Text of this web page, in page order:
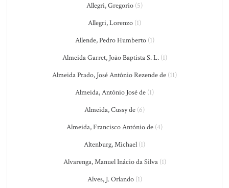
Allegri, Gregorio (5)
Allegri, Lorenzo (1)
Allende, Pedro Humberto(1)
Almeida Garret, João Baptista S. L.(1)
Almeida Prado, José Antônio Rezende de (11)
Almeida, Antônio José de (1)
Almeida, Cussy de (6)
Almeida, Francisco António de (4)
Altenburg, Michael (1)
Alvarenga, Manuel Inácio da Silva(1)
Alves, J. Orlando(1)